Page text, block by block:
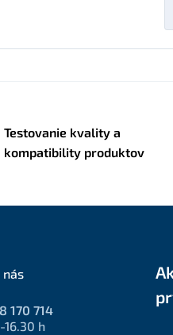
Testovanie kvality a
kompatibility produktov
170 714
h